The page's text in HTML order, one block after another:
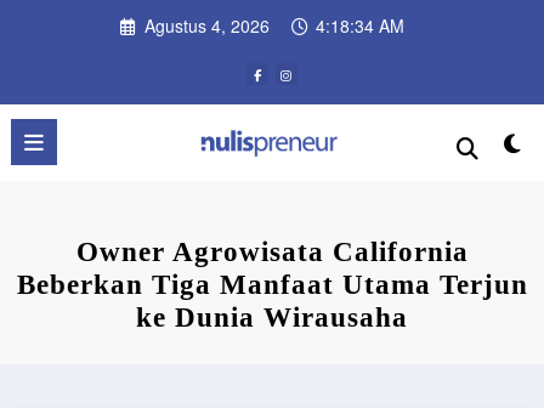
Agustus 4, 2026 4:18:35 AM
Owner Agrowisata California
Beberkan Tiga Manfaat Utama Terjun
ke Dunia Wirausaha